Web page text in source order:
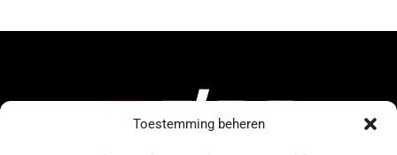
Toestemming beheren